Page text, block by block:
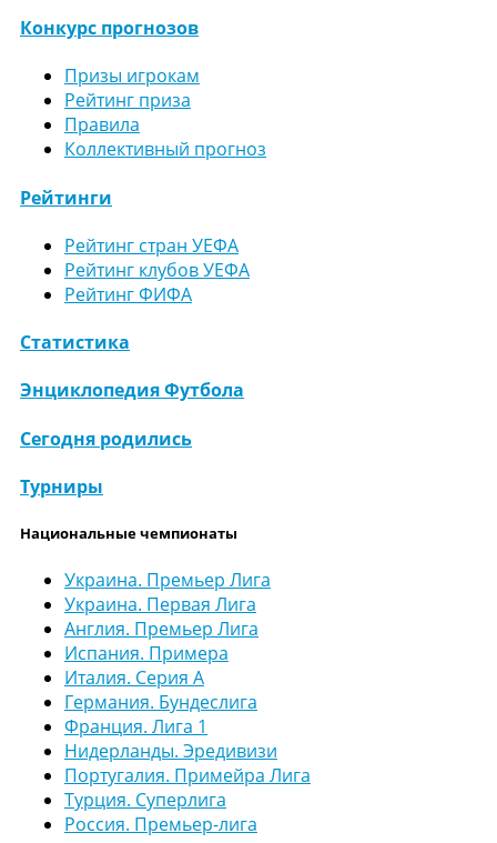
Конкурс прогнозов
Призы игрокам
Рейтинг приза
Правила
Коллективный прогноз
Рейтинги
Рейтинг стран УЕФА
Рейтинг клубов УЕФА
Рейтинг ФИФА
Статистика
Энциклопедия Футбола
Сегодня родились
Турниры
Национальные чемпионаты
Украина. Премьер Лига
Украина. Первая Лига
Англия. Премьер Лига
Испания. Примера
Италия. Серия А
Германия. Бундеслига
Франция. Лига 1
Нидерланды. Эредивизи
Португалия. Примейра Лига
Турция. Суперлига
Россия. Премьер-лига